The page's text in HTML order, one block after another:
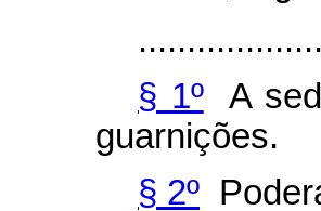
§ 1ºA
guarnições.
§ 2º